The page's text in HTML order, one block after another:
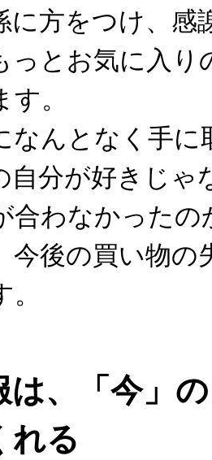
に方をつけ、感
っとお気に入り
。
なんとなく手に
自分が好きじゃ
合わなかったの
今後の買い物の
は、「今」
れる